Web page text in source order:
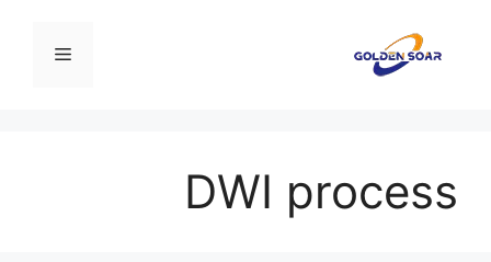
المحتوى
القائمة
DWI process